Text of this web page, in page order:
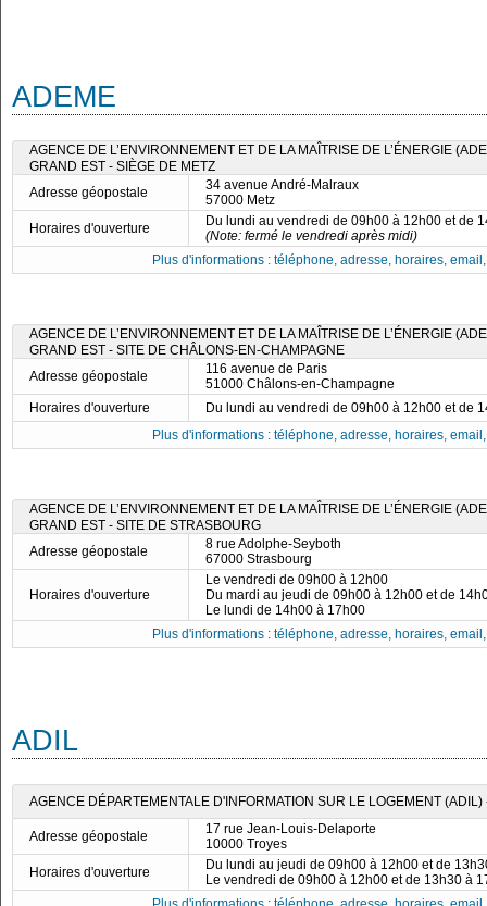
ADEME
AGENCE DE L’ENVIRONNEMENT ET DE LA MAÎTRISE DE L’ÉNERGIE
GRAND EST - SIÈGE DE METZ
Adresse géopostale
34 avenue André-Malraux
57000 Metz
Horaires d'ouverture
Du lundi au vendredi de 09h00 à 12h00 et de
(Note: fermé le vendredi après midi)
Plus d'informations : téléphone, adresse, horaires,
AGENCE DE L’ENVIRONNEMENT ET DE LA MAÎTRISE DE L’ÉNERGIE
GRAND EST - SITE DE CHÂLONS-EN-CHAMPAGNE
Adresse géopostale
116 avenue de Paris
51000 Châlons-en-Champagne
Horaires d'ouverture
Du lundi au vendredi de 09h00 à 12h00 et de
Plus d'informations : téléphone, adresse, horaires,
AGENCE DE L’ENVIRONNEMENT ET DE LA MAÎTRISE DE L’ÉNERGIE
GRAND EST - SITE DE STRASBOURG
Adresse géopostale
8 rue Adolphe-Seyboth
67000 Strasbourg
Horaires d'ouverture
Le vendredi de 09h00 à 12h00
Du mardi au jeudi de 09h00 à 12h00 et de
Le lundi de 14h00 à 17h00
Plus d'informations : téléphone, adresse, horaires,
ADIL
AGENCE DÉPARTEMENTALE D'INFORMATION SUR LE LOGEMENT (ADIL)
Adresse géopostale
17 rue Jean-Louis-Delaporte
10000 Troyes
Horaires d'ouverture
Du lundi au jeudi de 09h00 à 12h00 et de
Le vendredi de 09h00 à 12h00 et de 13h30 à